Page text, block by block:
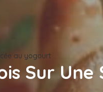
au yogourt
Sur Une